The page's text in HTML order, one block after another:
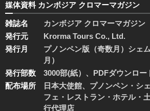
媒体資料 カンボジア クロマーマガジン
雑誌名
カンボジア クロマーマガジン
発行元
Krorma Tours Co., Ltd.
発行月
プノンペン版（奇数月）シェ
月）
発行部数
3000部(紙）、PDFダウンロ
配布場所
日本大使館、プノンペン・シ
フェ・レストラン・ホテル・
行代理店